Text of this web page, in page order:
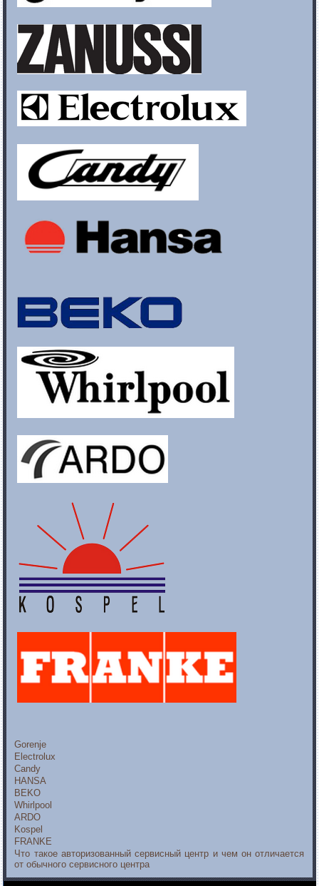
Gorenje
Electrolux
Candy
HANSA
BEKO
Whirlpool
ARDO
Kospel
FRANKE
Что такое авторизованный сервисный центр и чем он отличается
от обычного сервисного центра